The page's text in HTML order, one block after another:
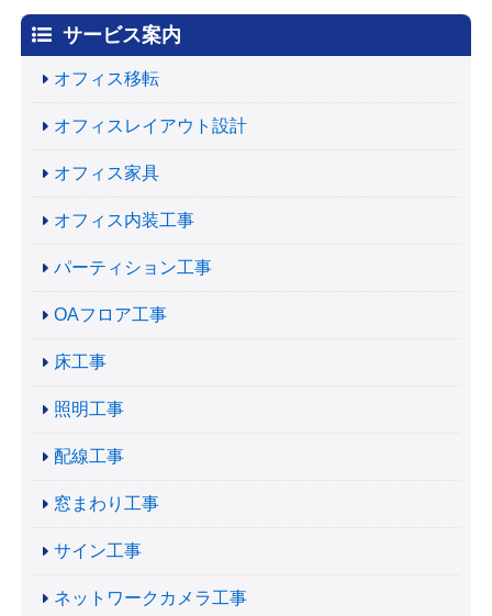
サービス案内
オフィス移転
オフィスレイアウト設計
オフィス家具
オフィス内装工事
パーティション工事
OAフロア工事
床工事
照明工事
配線工事
窓まわり工事
サイン工事
ネットワークカメラ工事